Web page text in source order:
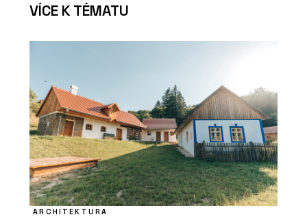
VÍCE K TÉMATU
ARCHITEKTURA